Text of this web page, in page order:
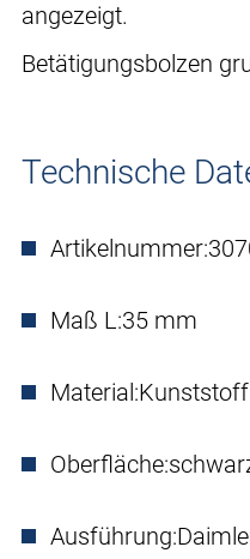
angezeigt.
Betätigungsbolzen
Technische
Artikelnummer:
Maß L:35 mm
Material:Kunststoff
Oberfläche:
Ausführung: